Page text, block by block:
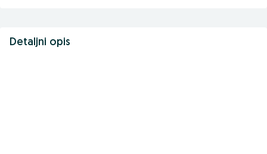
Detaljni opis